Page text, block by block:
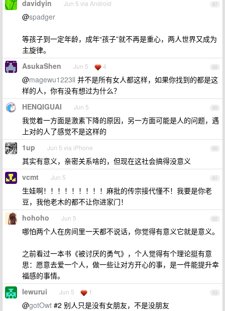
87
davidyin Jun 5 via Android
@spadger
等孩子到一定年龄，成年“孩子”就不再是重心，两人世界又成为
主旋律。
88
AsukaShen Jun 5 4
@magewu1223ll 并不是所有女人都这样，如果你找到的都是这
样的人，你有没有想过为什么？
89
HENQIGUAI Jun 5
我觉着一方面是激素下降的原因，另一方面可能是人的问题，遇
上对的人了感觉不是这样的
90
1up Jun 5 via iPhone
其实有意义，亲密关系啥的，但现在这社会搞得没意义
91
vcmt Jun 5
生娃啊！！！！！！！！！麻批的传宗接代懂不！我要是你老
豆，我他老木的都不让你进家门！
92
hohoho Jun 5
哪怕两个人在房间里一天都不说话，你觉得有意义它就是意义。
之前看过一本书《被讨厌的勇气》，个人觉得有个理论挺有意
思：愿意去爱一个人，做一些让对方开心的事，是一件能提升幸
福感的事情。
93
lewurui Jun 5 1
@gotOwt #2 别人只是没有女朋友，不是没朋友